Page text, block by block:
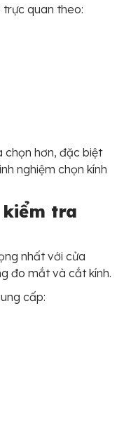
trực quan theo:
chọn hơn, đặc biệt
nghiệm chọn kính
tra
nhất với cửa
đo mắt và cắt kính.
cấp: